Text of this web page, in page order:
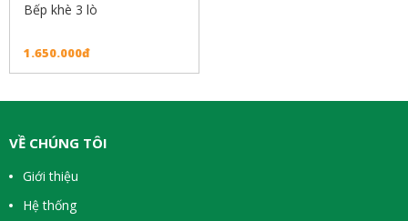
Bếp khè 3 lò
1.650.000đ
VỀ CHÚNG TÔI
Giới thiệu
Hệ thống